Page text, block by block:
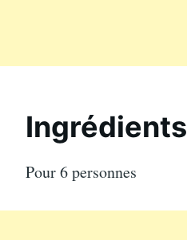
Ingrédients
Pour 6 personnes